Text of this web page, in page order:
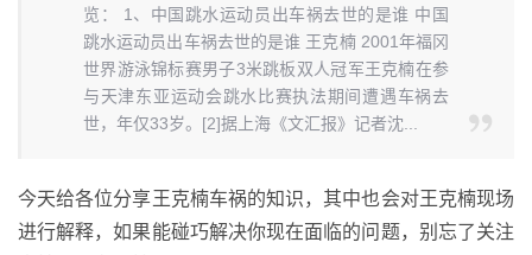
览： 1、中国跳水运动员出车祸去世的是谁 中国
跳水运动员出车祸去世的是谁 王克楠 2001年福冈
世界游泳锦标赛男子3米跳板双人冠军王克楠在参
与天津东亚运动会跳水比赛执法期间遭遇车祸去
世，年仅33岁。[2]据上海《文汇报》记者沈...
今天给各位分享王克楠车祸的知识，其中也会对王克楠现场
进行解释，如果能碰巧解决你现在面临的问题，别忘了关注